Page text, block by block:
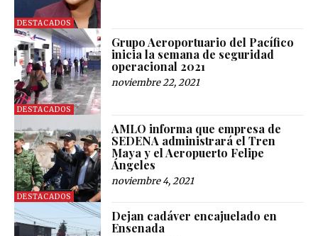
DESTACADOS
DESTACADOS
Grupo Aeroportuario del Pacífico
inicia la semana de seguridad
operacional 2021
noviembre 22, 2021
DESTACADOS
AMLO informa que empresa de
SEDENA administrará el Tren
Maya y el Aeropuerto Felipe
Ángeles
noviembre 4, 2021
Dejan cadáver encajuelado en
Ensenada